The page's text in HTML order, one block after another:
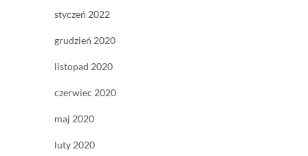
styczeń 2022
grudzień 2020
listopad 2020
czerwiec 2020
maj 2020
luty 2020